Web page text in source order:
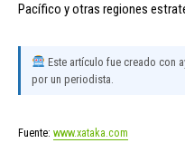
Pacífico y otras regiones
Este artículo fue creado con
por un periodista.
Fuente: www.xataka.com